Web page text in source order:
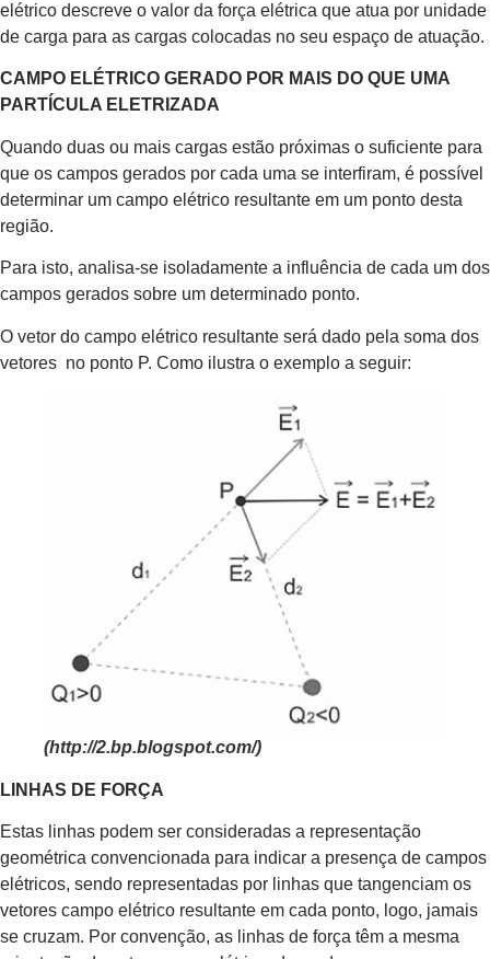
elétrico descreve o valor da força elétrica que atua por unidade
de carga para as cargas colocadas no seu espaço de atuação.
CAMPO ELÉTRICO GERADO POR MAIS DO QUE UMA
PARTÍCULA ELETRIZADA
Quando duas ou mais cargas estão próximas o suficiente para
que os campos gerados por cada uma se interfiram, é possível
determinar um campo elétrico resultante em um ponto desta
região.
Para isto, analisa-se isoladamente a influência de cada um dos
campos gerados sobre um determinado ponto.
O vetor do campo elétrico resultante será dado pela soma dos
vetores no ponto P. Como ilustra o exemplo a seguir:
(http://2.bp.blogspot.com/)
LINHAS DE FORÇA
Estas linhas podem ser consideradas a representação
geométrica convencionada para indicar a presença de campos
elétricos, sendo representadas por linhas que tangenciam os
vetores campo elétrico resultante em cada ponto, logo, jamais
se cruzam. Por convenção, as linhas de força têm a mesma